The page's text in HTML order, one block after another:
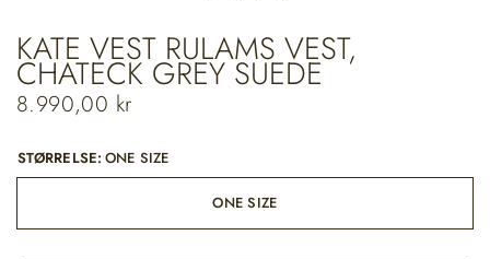
KATE VEST RULAMS VEST,
CHATECK GREY SUEDE
8.990,00 kr
STØRRELSE: ONE SIZE
ONE SIZE